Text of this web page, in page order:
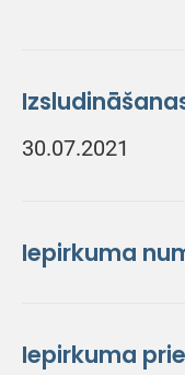
30.07.2021
Iepirkuma
Iepirkuma